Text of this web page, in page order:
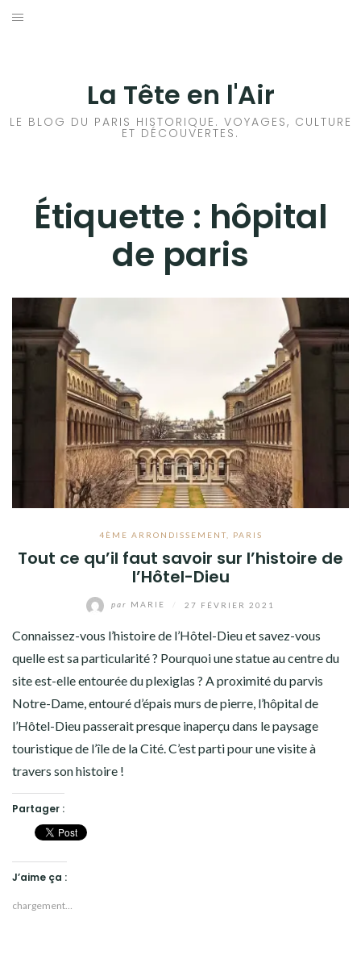
Aller
La Tête en l'Air
LE BLOG DU PARIS HISTORIQUE. VOYAGES, CULTURE
ET DÉCOUVERTES.
Étiquette : hôpital
de paris
4ÈME ARRONDISSEMENT, PARIS
Tout ce qu’il faut savoir sur l’histoire de
l’Hôtel-Dieu
par MARIE 27 FÉVRIER 2021
Connaissez-vous l’histoire de l’Hôtel-Dieu et savez-vous
quelle est sa particularité ? Pourquoi une statue au centre du
site est-elle entourée du plexiglas ? A proximité du parvis
Notre-Dame, entouré d’épais murs de pierre, l’hôpital de
l’Hôtel-Dieu passerait presque inaperçu dans le paysage
touristique de l’île de la Cité. C’est parti pour une visite à
travers son histoire !
Partager :
J’aime ça :
chargement…
HISTOIRES EN ILE DE FRANCE
VOYAGES À L’ÉTRANGER